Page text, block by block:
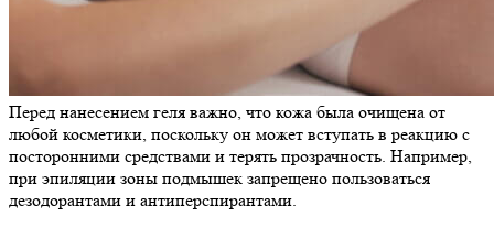
Перед нанесением геля важно, что кожа была очищена от
любой косметики, поскольку он может вступать в реакцию с
посторонними средствами и терять прозрачность. Например,
при эпиляции зоны подмышек запрещено пользоваться
дезодорантами и антиперспирантами.